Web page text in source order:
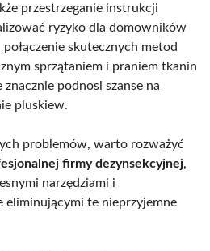
przestrzeganie instrukcji
ryzyko dla domowników
skutecznych metod
sprzątaniem i praniem tkanin
podnosi szanse na
pluskiew.
problemów, warto rozważyć
firmy dezynsekcyjnej,
narzędziami i
eliminującymi te nieprzyjemne